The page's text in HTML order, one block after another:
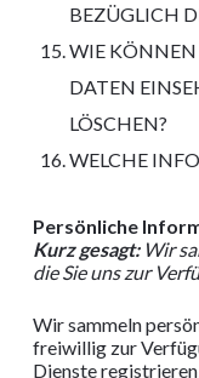
BEZÜGLICH
WIE KÖNNEN
DATEN
LÖSCHEN?
WELCHE
Persönliche
Kurz gesagt: Wir
die Sie uns zur
Wir sammeln
freiwillig zur
Dienste